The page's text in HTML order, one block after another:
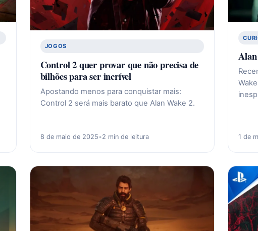
JOGOS
Control 2 quer provar que não precisa de
bilhões para ser incrível
Apostando menos para conquistar mais:
Control 2 será mais barato que Alan Wake 2.
8 de maio de 2025•2 min de leitura 1 de